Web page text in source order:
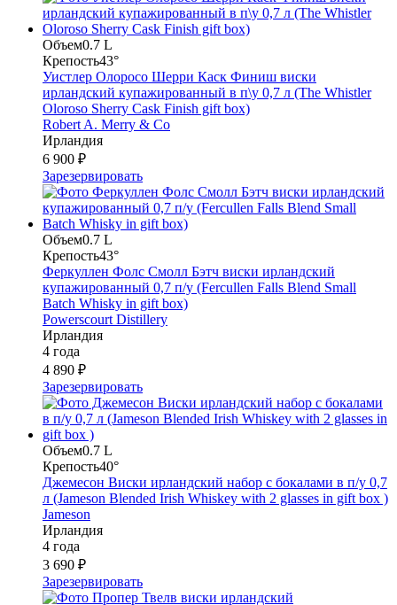
Объем0.7 L
Крепость43°
Уистлер Олоросо Шерри Каск Финиш виски
ирландский купажированный в п\у 0,7 л (The Whistler
Oloroso Sherry Cask Finish gift box)
Robert A. Merry & Co
Ирландия
6 900 ₽
Зарезервировать
Объем0.7 L
Крепость43°
Феркуллен Фолс Смолл Бэтч виски ирландский
купажированный 0,7 п/у (Fercullen Falls Blend Small
Batch Whisky in gift box)
Powerscourt Distillery
Ирландия
4 года
4 890 ₽
Зарезервировать
Объем0.7 L
Крепость40°
Джемесон Виски ирландский набор с бокалами в п/у 0,7
л (Jameson Blended Irish Whiskey with 2 glasses in gift box )
Jameson
Ирландия
4 года
3 690 ₽
Зарезервировать